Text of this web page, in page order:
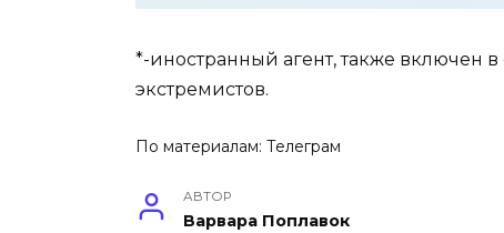
*-иностранный агент, также включен
экстремистов.
По материалам: Телеграм
АВТОР
Варвара Поплавок